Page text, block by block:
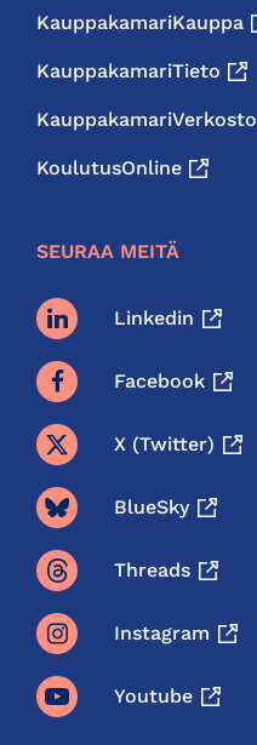
KauppakamariKauppa
KauppakamariTieto
KauppakamariVerkosto
KoulutusOnline
SEURAA MEITÄ
Linkedin
Facebook
X (twitter)
BlueSky
Threads
Instagram
Youtube